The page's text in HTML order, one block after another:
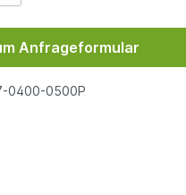
Anfrageformular
0400-0500P